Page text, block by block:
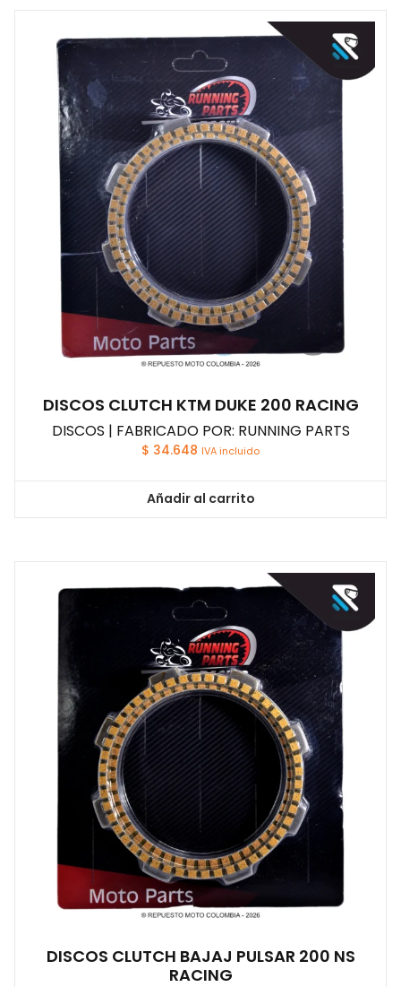
DISCOS CLUTCH KTM DUKE 200 RACING
DISCOS | FABRICADO POR: RUNNING PARTS
$ 34.648 IVA incluido
Añadir al carrito
DISCOS CLUTCH BAJAJ PULSAR 200 NS
RACING